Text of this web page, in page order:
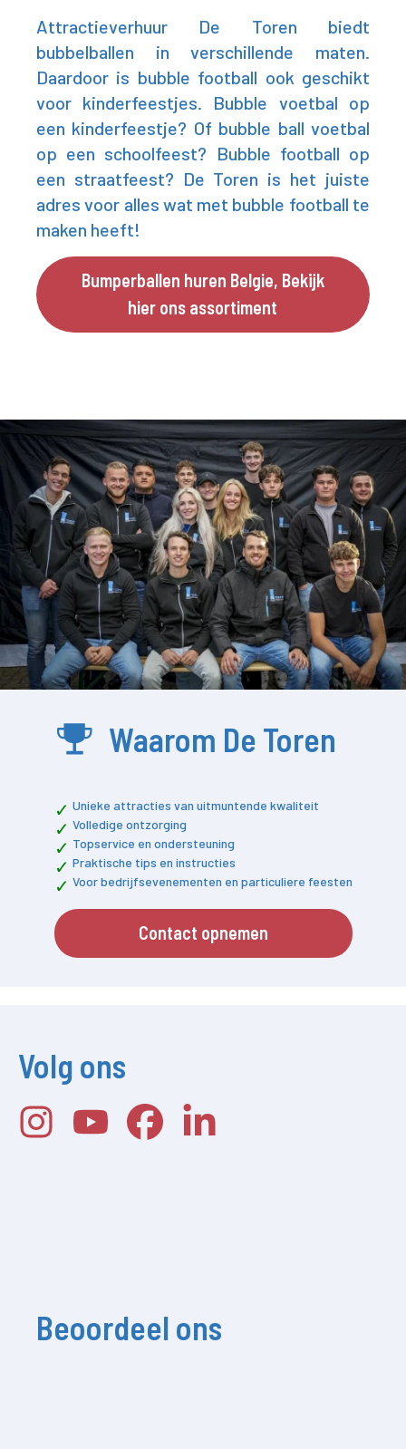
Attractieverhuur De Toren biedt
bubbelballen in verschillende maten.
Daardoor is bubble football ook geschikt
voor kinderfeestjes. Bubble voetbal op
een kinderfeestje? Of bubble ball voetbal
op een schoolfeest? Bubble football op
een straatfeest? De Toren is het juiste
adres voor alles wat met bubble football te
maken heeft!
Bumperballen huren Belgie, Bekijk
hier ons assortiment
Waarom De Toren
Unieke attracties van uitmuntende kwaliteit
Volledige ontzorging
Topservice en ondersteuning
Praktische tips en instructies
Voor bedrijfsevenementen en particuliere feesten
Contact opnemen
Volg ons
Beoordeel ons